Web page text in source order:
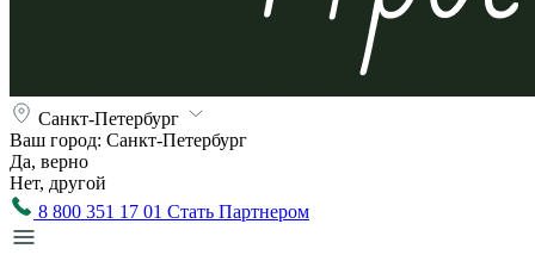
Санкт-Петербург
Ваш город: Санкт-Петербург
Да, верно
Нет, другой
8 800 351 17 01 Стать Партнером